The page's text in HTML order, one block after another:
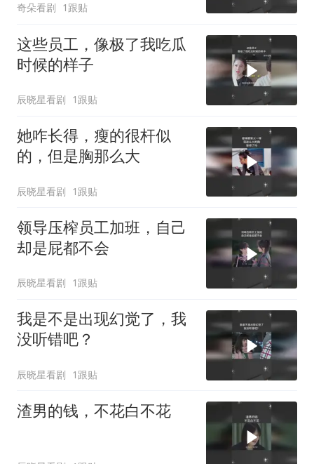
奇朵看剧 1跟贴
这些员工，像极了我吃瓜
时候的样子
辰晓星看剧 1跟贴
她咋长得，瘦的很杆似
的，但是胸那么大
辰晓星看剧 1跟贴
领导压榨员工加班，自己
却是屁都不会
辰晓星看剧 1跟贴
我是不是出现幻觉了，我
没听错吧？
辰晓星看剧 1跟贴
渣男的钱，不花白不花